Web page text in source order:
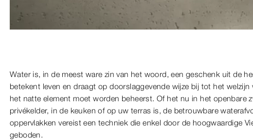
Water is, in de meest ware zin van het woord, een geschenk uit de
betekent leven en draagt op doorslaggevende wijze bij tot het welzijn
het natte element moet worden beheerst. Of het nu in het openbare
privékelder, in de keuken of op uw terras is, de betrouwbare
oppervlakken vereist een techniek die enkel door de hoogwaardige
geboden.